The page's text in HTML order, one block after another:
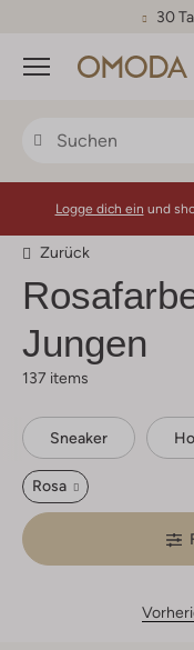
30
Menü
Logge dich ein und
Zurück
Jungen
137 items
Sneaker
Rosa